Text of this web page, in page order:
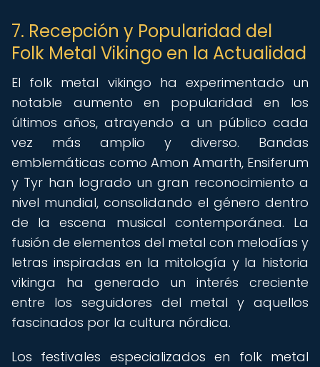
7. Recepción y Popularidad del
Folk Metal Vikingo en la Actualidad
El folk metal vikingo ha experimentado un
notable aumento en popularidad en los
últimos años, atrayendo a un público cada
vez más amplio y diverso. Bandas
emblemáticas como Amon Amarth, Ensiferum
y Tyr han logrado un gran reconocimiento a
nivel mundial, consolidando el género dentro
de la escena musical contemporánea. La
fusión de elementos del metal con melodías y
letras inspiradas en la mitología y la historia
vikinga ha generado un interés creciente
entre los seguidores del metal y aquellos
fascinados por la cultura nórdica.
Los festivales especializados en folk metal